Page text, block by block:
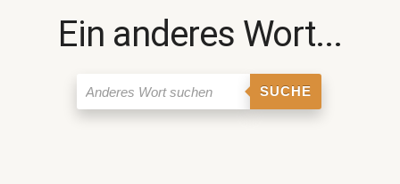
Ein anderes Wort...
SUCHE